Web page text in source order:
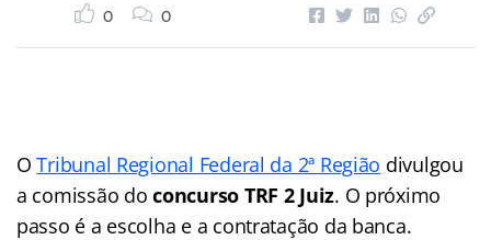
0 0
OTribunal Regional Federal da 2ª Região divulgou
a comissão doconcurso TRF 2 Juiz. O próximo
passo é a escolha e a contratação da banca.